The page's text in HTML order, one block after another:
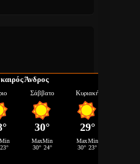
καιρός Άνδρος